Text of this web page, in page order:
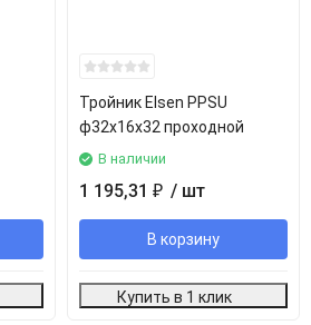
Тройник Elsen PPSU
ф32х16х32 проходной
В наличии
1 195,31 ₽ / шт
В корзину
Купить в 1 клик